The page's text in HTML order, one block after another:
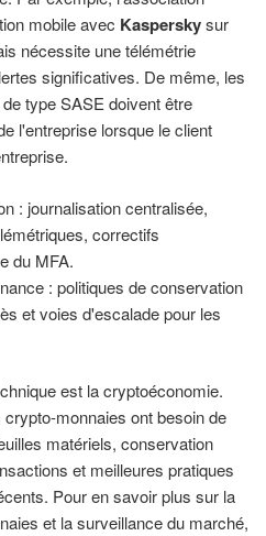
mobile avec Kasperskysur
nécessite une télémétrie
significatives. De même, les
type SASE doivent être
l'entreprise lorsque le client
: journalisation centralisée,
correctifs
du MFA.
: politiques de conservation
et voies d'escalade pour les
est la cryptoéconomie.
monnaies ont besoin de
matériels, conservation
et meilleures pratiques
Pour en savoir plus sur la
et la surveillance du marché,